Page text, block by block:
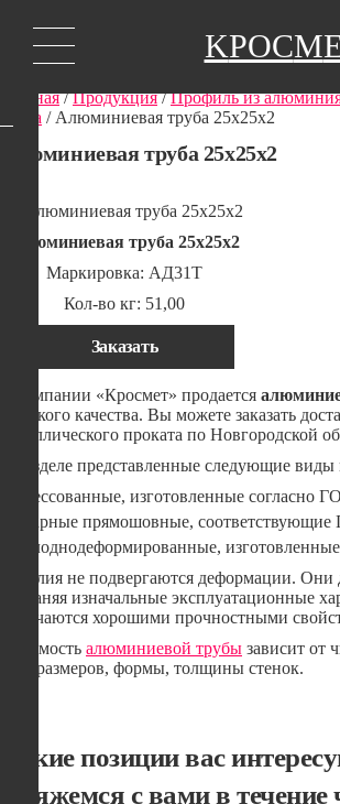
KРОСМ
Главная/Продукция/Профиль из
труба / Алюминиевая труба 25х25х2
Алюминиевая труба 25х25х2
Алюминиевая труба 25х25х2
Маркировка: АД31Т
Кол-во кг: 51,00
Заказать
В компании «Кросмет» продается
высокого качества. Вы можете заказать
металлического проката по Новгородской
В разделе представленные следующие виды
Прессованные, изготовленные согласно
Сварные прямошовные,
Холоднодеформированные,
Изделия не подвергаются деформации. Они
сохраняя изначальные эксплуатационные
отличаются хорошими прочностными
Стоимость алюминиевой трубы зависит от
типоразмеров, формы, толщины стенок.
Какие позиции вас
Свяжемся с вами в течение